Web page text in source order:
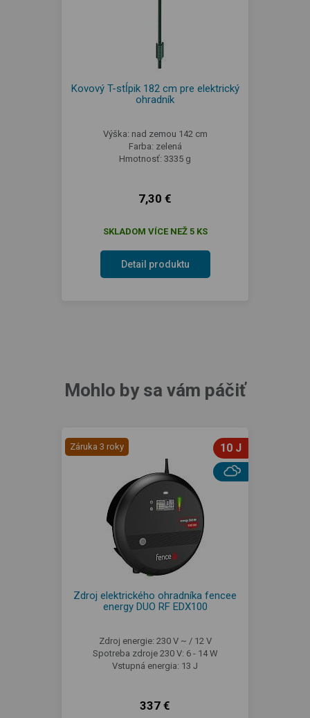
Kovový T-stĺpik 182 cm pre elektrický
ohradník
Výška: nad zemou 142 cm
Farba: zelená
Hmotnosť: 3335 g
7,30 €
SKLADOM VÍCE NEŽ 5 KS
Detail produktu
Mohlo by sa vám páčiť
Záruka 3 roky 10 J
Zdroj elektrického ohradníka fencee
energy DUO RF EDX100
Zdroj energie: 230 V ~ / 12 V
Spotreba zdroje 230 V: 6 - 14 W
Vstupná energia: 13 J
337 €